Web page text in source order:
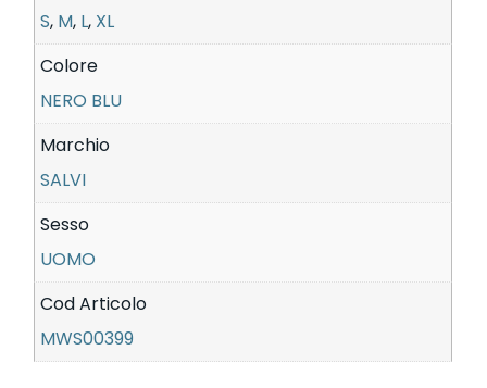
S, M, L, XL
Colore
NERO BLU
Marchio
SALVI
Sesso
UOMO
Cod Articolo
MWS00399